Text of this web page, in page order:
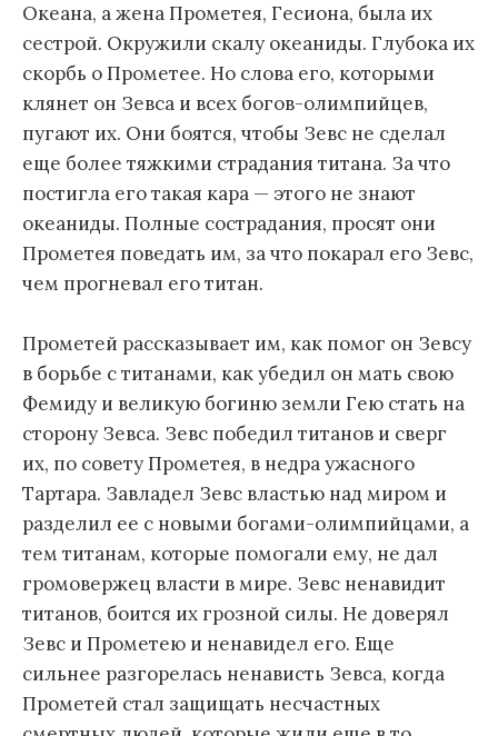
Океана, а жена Прометея, Гесиона, была их
сестрой. Окружили скалу океаниды. Глубока их
скорбь о Прометее. Но слова его, которыми
клянет он Зевса и всех богов-олимпийцев,
пугают их. Они боятся, чтобы Зевс не сделал
еще более тяжкими страдания титана. За что
постигла его такая кара — этого не знают
океаниды. Полные сострадания, просят они
Прометея поведать им, за что покарал его Зевс,
чем прогневал его титан.
Прометей рассказывает им, как помог он Зевсу
в борьбе с титанами, как убедил он мать свою
Фемиду и великую богиню земли Гею стать на
сторону Зевса. Зевс победил титанов и сверг
их, по совету Прометея, в недра ужасного
Тартара. Завладел Зевс властью над миром и
разделил ее с новыми богами-олимпийцами, а
тем титанам, которые помогали ему, не дал
громовержец власти в мире. Зевс ненавидит
титанов, боится их грозной силы. Не доверял
Зевс и Прометею и ненавидел его. Еще
сильнее разгорелась ненависть Зевса, когда
Прометей стал защищать несчастных